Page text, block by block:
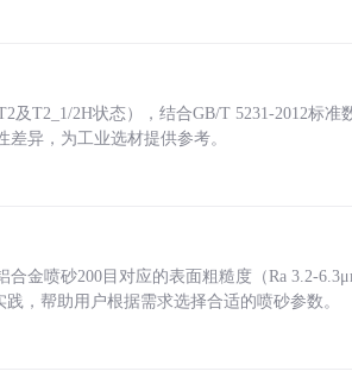
T2_1/2H状态），结合GB/T 5231-2012标准
异，为工业选材提供参考。
金喷砂200目对应的表面粗糙度（Ra 3.2-
，帮助用户根据需求选择合适的喷砂参数。